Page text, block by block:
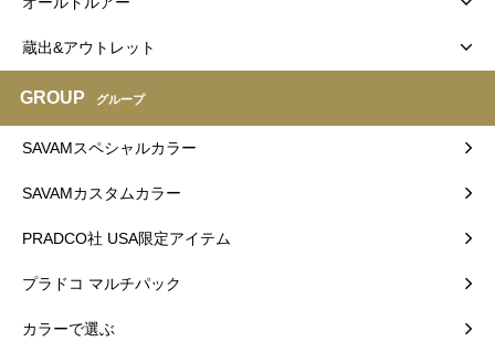
蔵出&アウトレット
GROUP グループ
SAVAMスペシャルカラー
SAVAMカスタムカラー
PRADCO社 USA限定アイテム
プラドコ マルチパック
カラーで選ぶ